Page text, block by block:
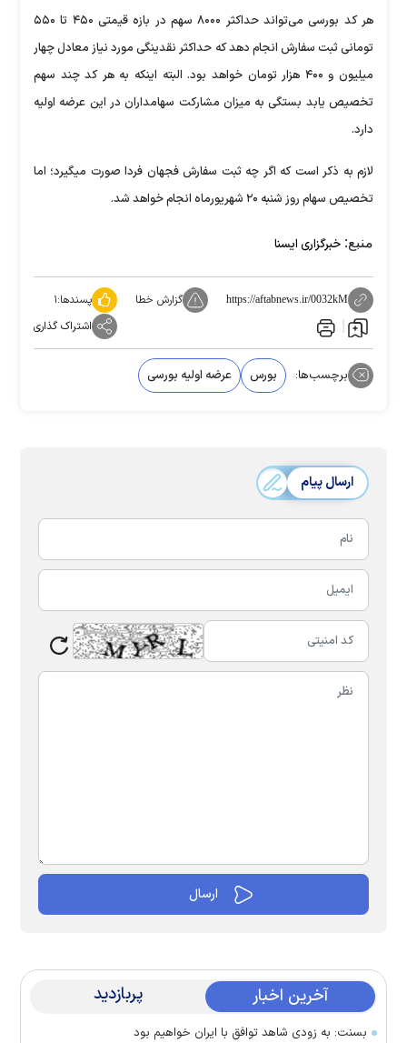
هر کد بورسی می‌تواند حداکثر ۸۰۰۰ سهم در بازه قیمتی ۴۵۰ تا ۵۵۰
تومانی ثبت سفارش انجام دهد که حداکثر نقدینگی مورد نیاز معادل چهار
میلیون و ۴۰۰ هزار تومان خواهد بود. البته اینکه به هر کد چند سهم
تخصیص یابد بستگی به میزان مشارکت سهامداران در این عرضه اولیه
دارد.
لازم به ذکر است که اگر چه ثبت سفارش فجهان فردا صورت میگیرد؛ اما
تخصیص سهام روز شنبه ۲۰ شهریورماه انجام خواهد شد.
منبع: خبرگزاری ایسنا
https://aftabnews.ir/0032kM گزارش خطا پسندها:۱
اشتراک گذاری
برچسب‌ها: بورس عرضه اولیه بورسی
ارسال پیام
آخرین اخبار پربازدید
بسنت: به زودی شاهد توافق با ایران خواهیم بود